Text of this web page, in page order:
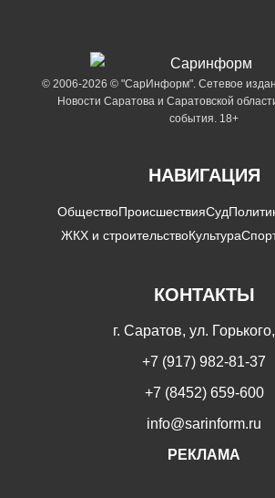
© 2006-2026 © "СарИнформ". Сетевое
Новости Саратова и Саратовской
события. 18+
НАВИГАЦИЯ
ОбществоПроисшествияСуд
ЖКХ и строительствоКультура
КОНТАКТЫ
г. Саратов, ул.
+7 (917) 982-81-37
+7 (8452) 659-600
info@sarinform.ru
РЕКЛАМА